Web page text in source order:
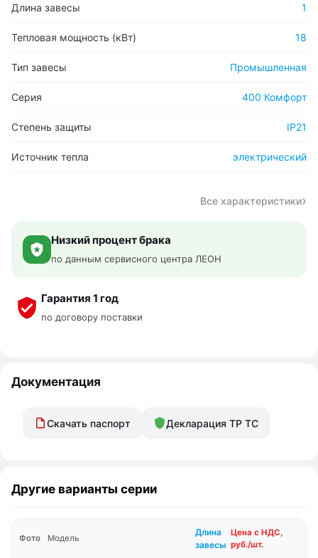
Длина завесы 1
Тепловая мощность (кВт) 18
Тип завесы Промышленная
Серия 400 Комфорт
Степень защиты IP21
Источник тепла электрический
Все характеристики
Низкий процент брака
по данным сервисного центра ЛЕОН
Гарантия 1 год
по договору поставки
Документация
Скачать паспорт Декларация ТР ТС
Другие варианты серии
Фото Модель
Длина
завесы
Цена с НДС,
руб./шт.